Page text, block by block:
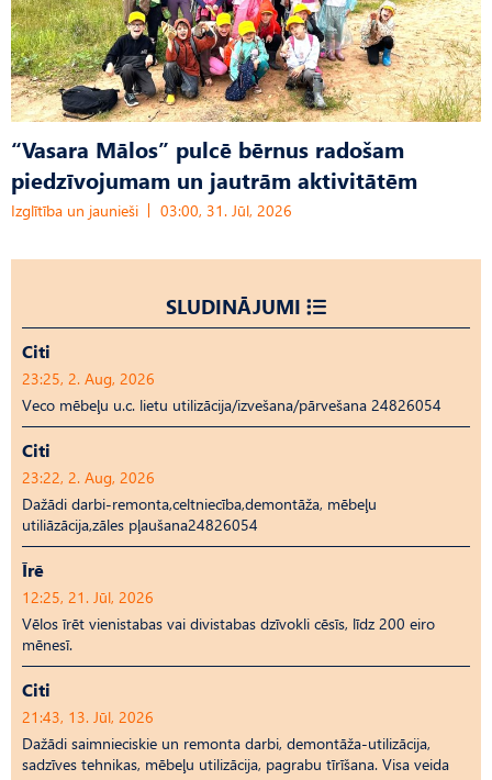
“Vasara Mālos” pulcē bērnus radošam
piedzīvojumam un jautrām aktivitātēm
Izglītība un jaunieši 03:00, 31. Jūl, 2026
SLUDINĀJUMI
Citi
23:25, 2. Aug, 2026
Veco mēbeļu u.c. lietu utilizācija/izvešana/pārvešana 24826054
Citi
23:22, 2. Aug, 2026
Dažādi darbi-remonta,celtniecība,demontāža, mēbeļu
utiliāzācija,zāles pļaušana24826054
Īrē
12:25, 21. Jūl, 2026
Vēlos īrēt vienistabas vai divistabas dzīvokli cēsīs, līdz 200 eiro
mēnesī.
Citi
21:43, 13. Jūl, 2026
Dažādi saimnieciskie un remonta darbi, demontāža-utilizācija,
sadzīves tehnikas, mēbeļu utilizācija, pagrabu tīrīšana. Visa veida